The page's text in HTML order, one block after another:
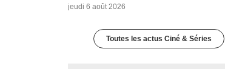
jeudi 6 août 2026
Toutes les actus Ciné & Séries